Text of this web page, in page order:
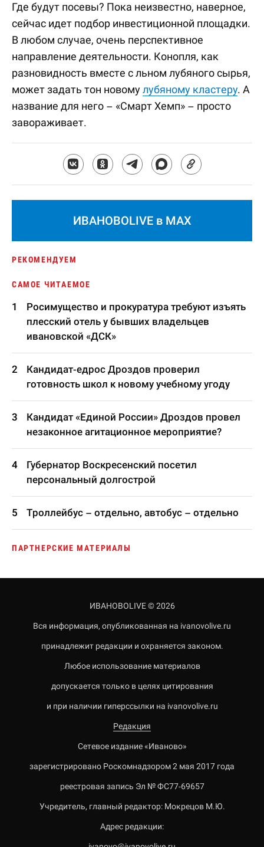
Где будут посевы? Пока неизвестно, наверное,
сейчас идет подбор инвестиционной площадки.
В любом случае, очень перспективное
направление деятельности. Конопля, как
разновидность вместе с льном лубяного сырья,
может задать тон новомулубяному кластеру. А
название для него – «Смарт Хемп» – просто
завораживает.
ИВАНОВОLIVE в MAX
РЕКОМЕНДУЕМ
САМОЕ ЧИТАЕМОЕ
Росимущество и прокуратура требуют изъять
плесский отель у бывших владельцев
ивановской «ДСК»
Кандидат-едрос Дроздов проверил
готовность школ к новому учебному угоду
Кандидат «Единой России» Дроздов провел
незаконное агитационное мероприятие?
Губернатор Воскресенский посетил
персональный долгострой
Троллейбус – отдельно, автобус – отдельно
ПАРТНЕРСКИЕ МАТЕРИАЛЫ
ИВАНОВОLIVE © 2026
Вся информация, опубликованная на ivanovolive.ru
принадлежит редакции и охраняется законом.
Любое использование материалов
допускается только в целях цитирования
и при наличии гиперссылки на ivanovolive.ru
Редакция
Сетевое издание «Иваново»
зарегистрировано Роскомнадзором 2 мая 2017 года
реестровая запись Эл № ФС77-69657
Учредитель, главный редактор: Мокрецов М.Ю.
Адрес редакции: